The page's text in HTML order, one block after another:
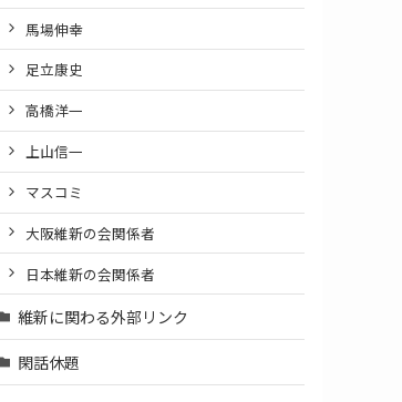
馬場伸幸
足立康史
高橋洋一
上山信一
マスコミ
大阪維新の会関係者
日本維新の会関係者
維新に関わる外部リンク
閑話休題